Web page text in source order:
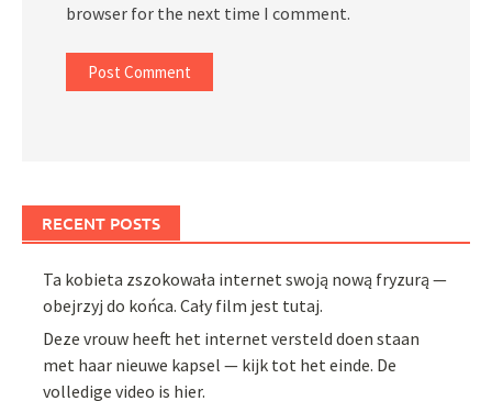
browser for the next time I comment.
RECENT POSTS
Ta kobieta zszokowała internet swoją nową fryzurą —
obejrzyj do końca. Cały film jest tutaj.
Deze vrouw heeft het internet versteld doen staan
met haar nieuwe kapsel — kijk tot het einde. De
volledige video is hier.